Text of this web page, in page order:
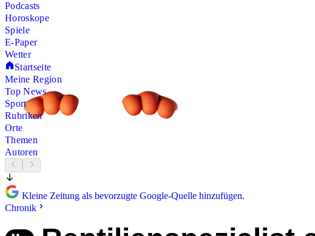
Podcasts
Horoskope
Spiele
E-Paper
Wetter
Startseite
Meine Region
Top News
Sport
Rubriken
Orte
Themen
Autoren
Kleine Zeitung als bevorzugte Google-Quelle hinzufügen.
Chronik